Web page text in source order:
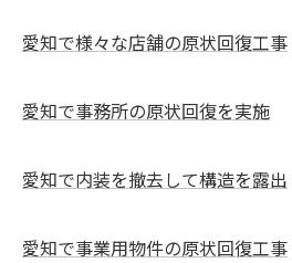
愛知で様々な店舗の原状回復工事
愛知で事務所の原状回復を実施
愛知で内装を撤去して構造を露出
愛知で事業用物件の原状回復工事